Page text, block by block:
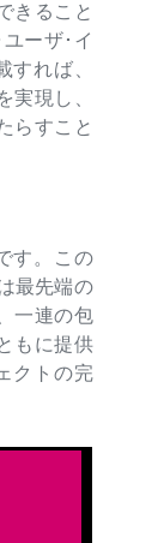
きること
ーザ･イ
すれば、
実現し、
らすこと
す。この
最先端の
一連の包
もに提供
クトの完